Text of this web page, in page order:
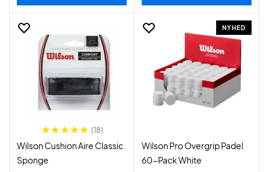
(18)
Wilson Cushion Aire Classic
Sponge
NYHED
Wilson Pro Overgrip Padel
60-Pack White